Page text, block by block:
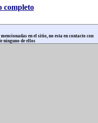
completo
en el sitio, no esta en contacto con
ninguno de ellos